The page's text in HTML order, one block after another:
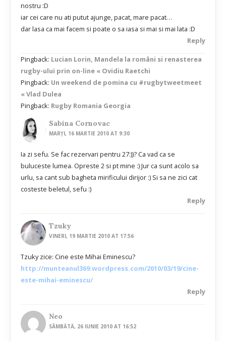
nostru :D
iar cei care nu ati putut ajunge, pacat, mare pacat…
dar lasa ca mai facem si poate o sa iasa si mai si mai lata :D
Reply
Pingback: Lucian Lorin, Mandela la români si renasterea
rugby-ului prin on-line « Ovidiu Raetchi
Pingback: Un weekend de pomina cu #rugbytweetmeet
« Vlad Dulea
Pingback: Rugby Romania Georgia
Sabina Cornovac
MARȚI, 16 MARTIE 2010 AT 9:30
Ia zi sefu. Se fac rezervari pentru 27:))? Ca vad ca se
buluceste lumea. Opreste 2 si pt mine :) Jur ca sunt acolo sa
urlu, sa cant sub bagheta mirificului dirijor :) Si sa ne zici cat
costeste beletul, sefu :)
Reply
Tzuky
VINERI, 19 MARTIE 2010 AT 17:56
Tzuky zice: Cine este Mihai Eminescu?
http://munteanul369.wordpress.com/2010/03/19/cine-
este-mihai-eminescu/
Reply
Neo
SÂMBĂTĂ, 26 IUNIE 2010 AT 16:52